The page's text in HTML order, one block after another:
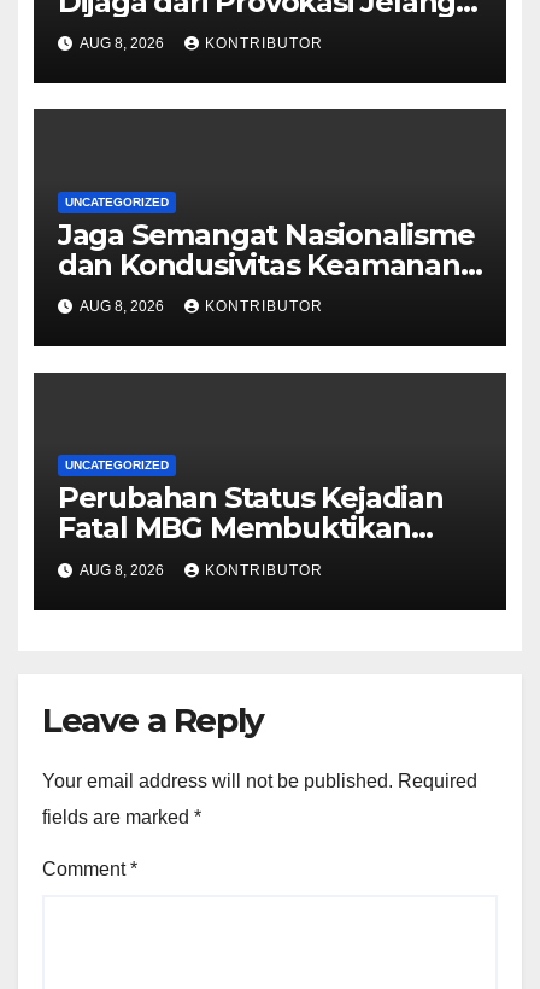
HUT ke-81 RI
AUG 8, 2026 KONTRIBUTOR
UNCATEGORIZED
Jaga Semangat Nasionalisme
dan Kondusivitas Keamanan
Papua Jelang HUT Ke-81 RI
AUG 8, 2026 KONTRIBUTOR
UNCATEGORIZED
Perubahan Status Kejadian
Fatal MBG Membuktikan
Pemerintah Tidak Main-main
AUG 8, 2026 KONTRIBUTOR
Leave a Reply
Your email address will not be published. Required
fields are marked *
Comment*